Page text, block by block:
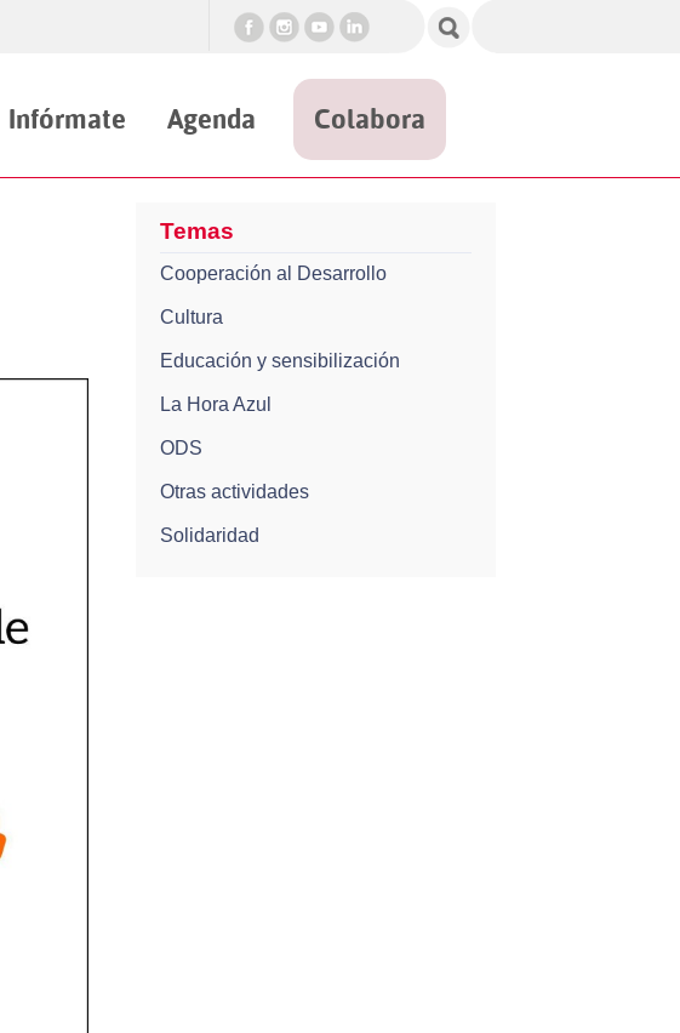
Infórmate Agenda Colabora
Temas
Cooperación al Desarrollo
Cultura
Educación y sensibilización
La Hora Azul
ODS
Otras actividades
Solidaridad